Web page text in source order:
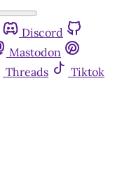
Discord
Mastodon
Threads
Tiktok